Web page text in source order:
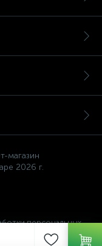
магазин
2026 г.
персональных